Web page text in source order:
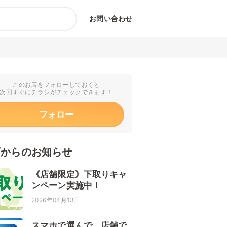
お問い合わせ
このお店をフォローしておくと
次回すぐにチラシがチェックできます！
フォロー
らのお知らせ
《店舗限定》下取りキャ
ンペーン実施中！
2026年04月13日